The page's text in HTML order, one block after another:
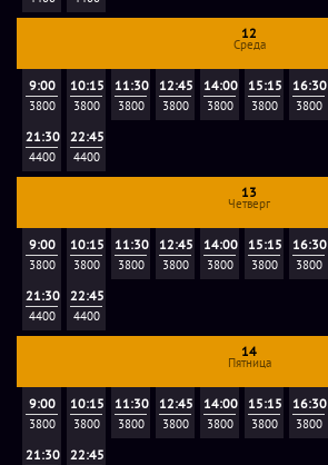
12
Среда
9:00
3800
10:15
3800
11:30
3800
12:45
3800
14:00
3800
15:15
3800
16:30
3800
21:30
4400
22:45
4400
13
Четверг
9:00
3800
10:15
3800
11:30
3800
12:45
3800
14:00
3800
15:15
3800
16:30
3800
21:30
4400
22:45
4400
14
Пятница
9:00
3800
10:15
3800
11:30
3800
12:45
3800
14:00
3800
15:15
3800
16:30
3800
21:30 22:45